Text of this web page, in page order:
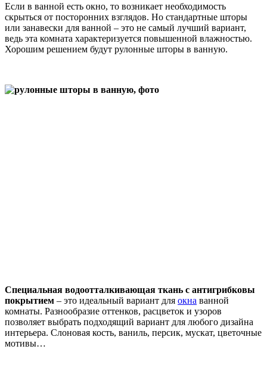
Если в ванной есть окно, то возникает необходимость
скрыться от посторонних взглядов. Но стандартные шторы
или занавески для ванной – это не самый лучший вариант,
ведь эта комната характеризуется повышенной влажностью.
Хорошим решением будут рулонные шторы в ванную.
Специальная водоотталкивающая ткань с антигрибковы
покрытием – это идеальный вариант для окна ванной
комнаты. Разнообразие оттенков, расцветок и узоров
позволяет выбрать подходящий вариант для любого дизайна
интерьера. Слоновая кость, ваниль, персик, мускат, цветочные
мотивы…